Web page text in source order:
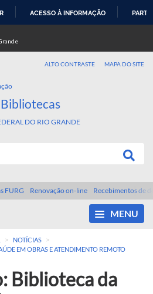
ACESSO À INFORMAÇÃO
ALTO CONTRASTE MAPA DO SITE
DO RIO GRANDE
FURG Renovação on-line Recebimentos de
MENU
> NOTÍCIAS >
EM OBRAS E ATENDIMENTO REMOTO
Biblioteca da